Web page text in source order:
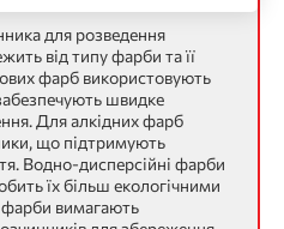
для розведення
від типу фарби та її
фарб використовують
швидке
Для алкідних фарб
що підтримують
Водно-дисперсійні фарби
їх більш екологічними
фарби вимагають